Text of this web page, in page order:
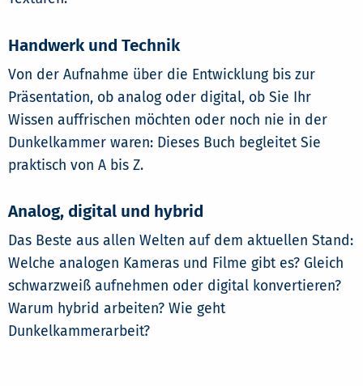
Handwerk und Technik
Von der Aufnahme über die Entwicklung bis zur
Präsentation, ob analog oder digital, ob Sie Ihr
Wissen auffrischen möchten oder noch nie in der
Dunkelkammer waren: Dieses Buch begleitet Sie
praktisch von A bis Z.
Analog, digital und hybrid
Das Beste aus allen Welten auf dem aktuellen Stand:
Welche analogen Kameras und Filme gibt es? Gleich
schwarzweiß aufnehmen oder digital konvertieren?
Warum hybrid arbeiten? Wie geht
Dunkelkammerarbeit?